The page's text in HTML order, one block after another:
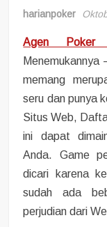
harianpoker
Agen Poker
Menemukannya
memang
seru dan punya
Situs Web,
ini dapat
Anda. Game
dicari karena
sudah ada
perjudian dari